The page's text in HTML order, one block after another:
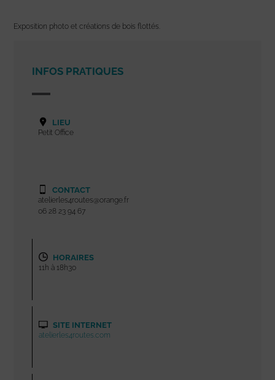
Exposition photo et créations de bois flottés.
INFOS PRATIQUES
LIEU
Petit Office
CONTACT
atelierles4routes@orange.fr
06 28 23 94 67
HORAIRES
11h à 18h30
SITE INTERNET
atelierles4routes.com